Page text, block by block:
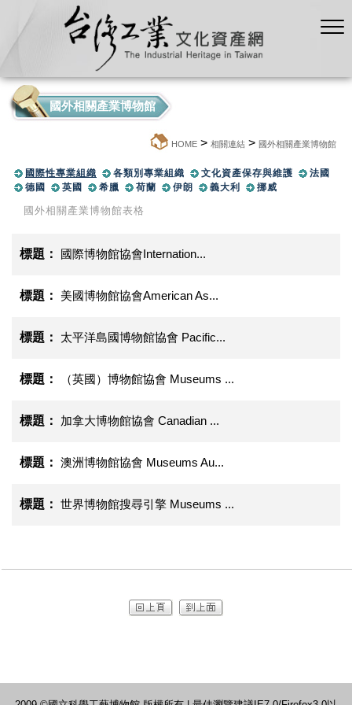
國外相關產業博物館
HOME > 相關連結 > 國外相關產業博物館
國際性專業組織 各類別專業組織 文化資產保存與維護
法國
德國
英國 希臘 荷蘭 伊朗 義大利 挪威
國外相關產業博物館表格
國際博物館協會Internation...
美國博物館協會American As...
太平洋島國博物館協會 Pacific...
（英國）博物館協會 Museums ...
加拿大博物館協會 Canadian ...
澳洲博物館協會 Museums Au...
世界博物館搜尋引擎 Museums ...